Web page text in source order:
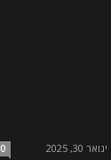
ינואר 30, 2025 0